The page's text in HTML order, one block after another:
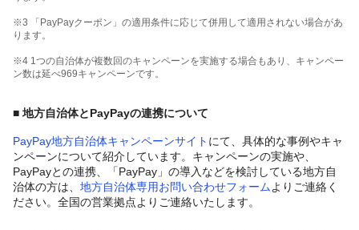
※3 「PayPayクーポン」の適用条件に応じて併用して適用されない場合があ
ります。
※4 1つの自治体が複数回のキャンペーンを実施する場合もあり、キャンペー
ン数は延べ969キャンペーンです。
■ 地方自治体とPayPayの連携について
PayPay地方自治体キャンペーンサイト にて、具体的な事例やキャ
ンペーンについて紹介しています。キャンペーンの実施や、
PayPayとの連携、「PayPay」の導入などを検討している地方自
治体の方は、 地方自治体専用お問い合わせフォーム よりご連絡く
ださい。全国の営業拠点よりご連絡いたします。